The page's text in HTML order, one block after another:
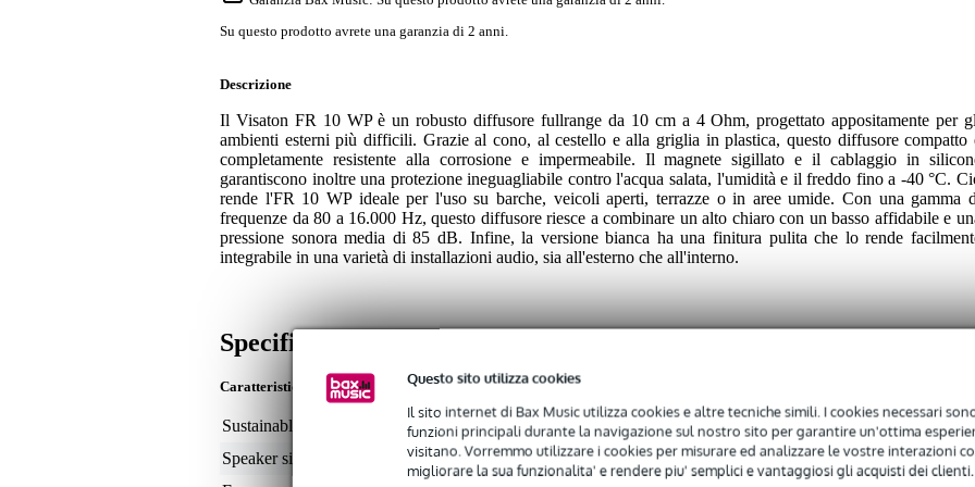
Questo sito utilizza cookies
Il sito internet di Bax Music utilizza cookies e altre tecniche simili. I cookies necessari
funzioni principali durante la navigazione sul nostro sito per garantire un'ottima
visitano. Vorremmo utilizzare i cookies per misurare ed analizzare le vostre interazioni
migliorare la sua funzionalita' e rendere piu' semplici e vantaggiosi gli acquisti dei clienti.
Su questo prodotto avrete una garanzia di 2 anni.
Descrizione
Il Visaton FR 10 WP è un robusto diffusore fullrange da 10 cm a 4 Ohm, progettato appositamente per
ambienti esterni più difficili. Grazie al cono, al cestello e alla griglia in plastica, questo diffusore compatto
completamente resistente alla corrosione e impermeabile. Il magnete sigillato e il cablaggio in
garantiscono inoltre una protezione ineguagliabile contro l'acqua salata, l'umidità e il freddo fino a -40 °C.
rende l'FR 10 WP ideale per l'uso su barche, veicoli aperti, terrazze o in aree umide. Con una gamma
frequenze da 80 a 16.000 Hz, questo diffusore riesce a combinare un alto chiaro con un basso affidabile e
pressione sonora media di 85 dB. Infine, la versione bianca ha una finitura pulita che lo rende
integrabile in una varietà di installazioni audio, sia all'esterno che all'interno.
Specifiche
Caratteristiche
Sustainable product
not specified
Speaker size (inches)
4